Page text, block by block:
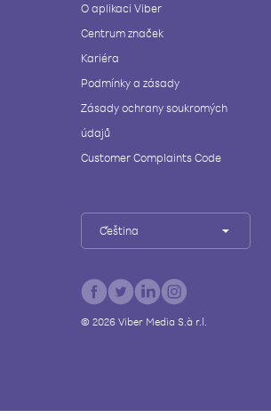
O aplikaci Viber
Centrum značek
Kariéra
Podmínky a zásady
Zásady ochrany soukromých
údajů
Customer Complaints Code
Čeština
© 2026Viber Media S.à r.l.